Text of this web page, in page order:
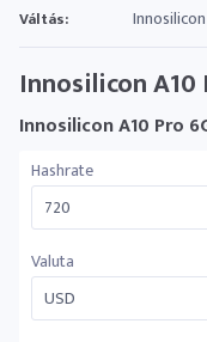
Váltás:
Innosilicon A10
Innosilicon A10 Pro
Hashrate
Valuta